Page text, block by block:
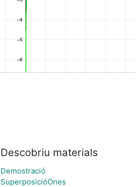
Descobriu materials
Demostració
SuperposicióOnes